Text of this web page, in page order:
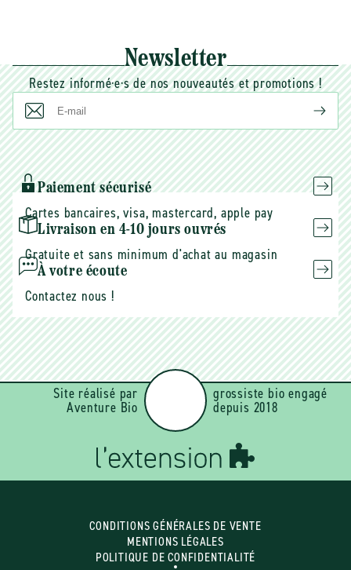
Newsletter
Restez informé·e·s de nos nouveautés et promotions !
E-
mail
Paiement sécurisé
Cartes bancaires, visa, mastercard, apple pay
Livraison en 4-10 jours ouvrés
Gratuite et sans minimum d'achat au magasin
À votre écoute
Contactez nous !
Site réalisé par
Aventure Bio
grossiste bio engagé
depuis 2018
CONDITIONS GÉNÉRALES DE VENTE
MENTIONS LÉGALES
POLITIQUE DE CONFIDENTIALITÉ